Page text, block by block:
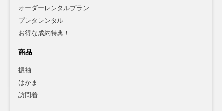
オーダーレンタルプラン
プレタレンタル
お得な成約特典！
商品
振袖
はかま
訪問着